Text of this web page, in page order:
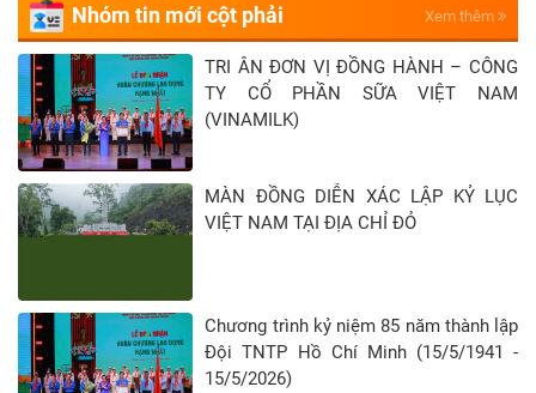
Nhóm tin mới cột phải Xem thêm
TRI ÂN ĐƠN VỊ ĐỒNG HÀNH – CÔNG
TY CỔ PHẦN SỮA VIỆT NAM
(VINAMILK)
MÀN ĐỒNG DIỄN XÁC LẬP KỶ LỤC
VIỆT NAM TẠI ĐỊA CHỈ ĐỎ
Chương trình kỷ niệm 85 năm thành lập
Đội TNTP Hồ Chí Minh (15/5/1941 -
15/5/2026)